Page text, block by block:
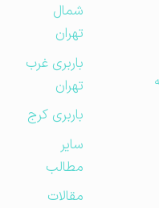
شمال
تهران
باربری غرب
تهران
باربری کرج
مطالب
مقالات